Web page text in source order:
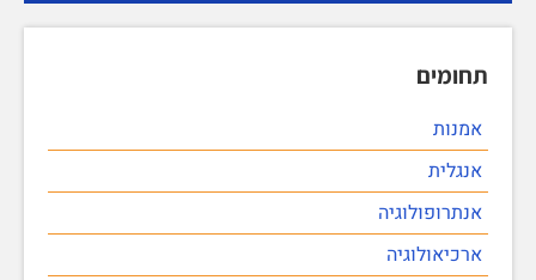
תחומים
אמנות
אנגלית
אנתרופולוגיה
ארכיאולוגיה